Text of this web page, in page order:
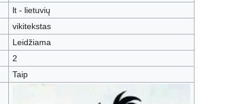
lt - lietuvių
vikitekstas
Leidžiama
2
Taip